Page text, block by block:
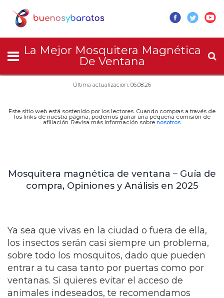
La Mejor Mosquitera Magnética
De Ventana
Última actualización: 06.08.26
Este sitio web está sostenido por los lectores. Cuando compras a través de
los links de nuestra página, podemos ganar una pequeña comisión de
afiliación. Revisa más información sobre nosotros.
Mosquitera magnética de ventana – Guía de
compra, Opiniones y Análisis en 2025
Ya sea que vivas en la ciudad o fuera de ella,
los insectos serán casi siempre un problema,
sobre todo los mosquitos, dado que pueden
entrar a tu casa tanto por puertas como por
ventanas. Si quieres evitar el acceso de
animales indeseados, te recomendamos